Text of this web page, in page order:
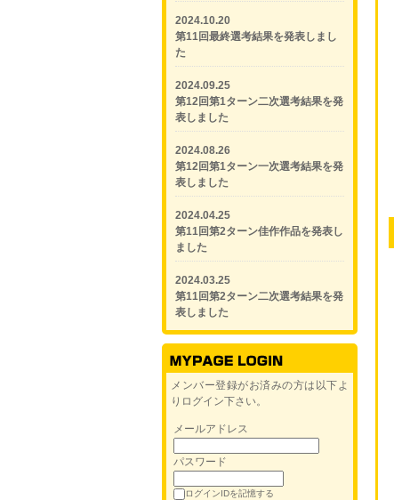
2024.10.20
第11回最終選考結果を発表しまし
た
2024.09.25
第12回第1ターン二次選考結果を発
表しました
2024.08.26
第12回第1ターン一次選考結果を発
表しました
2024.04.25
第11回第2ターン佳作作品を発表し
ました
2024.03.25
第11回第2ターン二次選考結果を発
表しました
メンバー登録がお済みの方は以下よ
りログイン下さい。
メールアドレス
パスワード
ログインIDを記憶する